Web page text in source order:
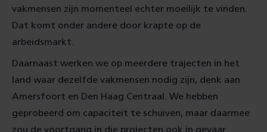
vakmensen zijn momenteel echter moeilijk te vinden.
Dat komt onder andere door krapte op de
arbeidsmarkt.
Daarnaast werken we op meerdere trajecten in het
land waar dezelfde vakmensen nodig zijn, denk aan
Amersfoort en Den Haag Centraal. We hebben
geprobeerd om capaciteit te schuiven, maar daarmee
zou de voortgang in die projecten ook in gevaar